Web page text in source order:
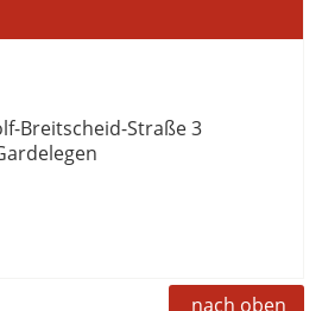
Breitscheid-Straße 3
nach oben